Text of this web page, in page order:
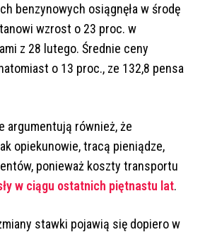
benzynowych osiągnęła w środę
wzrost o 23 proc. w
z 28 lutego. Średnie ceny
o 13 proc., ze 132,8 pensa
argumentują również, że
opiekunowie, tracą pieniądze,
ponieważ koszty transportu
w ciągu ostatnich piętnastu lat.
stawki pojawią się dopiero w